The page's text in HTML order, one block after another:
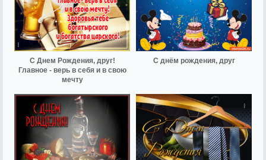
С Днем Рождения, друг!
Главное - верь в себя и в свою
мечту
С днём рождения, друг